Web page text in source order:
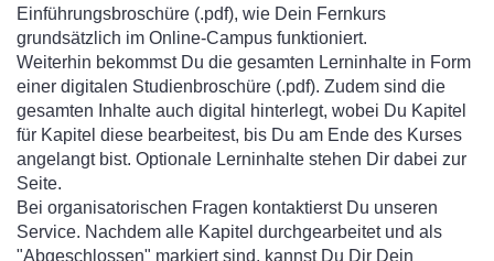
Einführungsbroschüre (.pdf), wie Dein Fernkurs
grundsätzlich im Online-Campus funktioniert.
Weiterhin bekommst Du die gesamten Lerninhalte in Form
einer digitalen Studienbroschüre (.pdf). Zudem sind die
gesamten Inhalte auch digital hinterlegt, wobei Du Kapitel
für Kapitel diese bearbeitest, bis Du am Ende des Kurses
angelangt bist. Optionale Lerninhalte stehen Dir dabei zur
Seite.
Bei organisatorischen Fragen kontaktierst Du unseren
Service. Nachdem alle Kapitel durchgearbeitet und als
"Abgeschlossen" markiert sind, kannst Du Dir Dein